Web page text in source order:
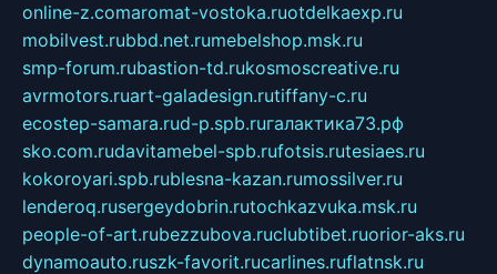
online-z.comaromat-vostoka.ruotdelkaexp.ru
mobilvest.rubbd.net.rumebelshop.msk.ru
smp-forum.rubastion-td.rukosmoscreative.ru
avrmotors.ruart-galadesign.rutiffany-c.ru
ecostep-samara.rud-p.spb.ruгалактика73.рф
sko.com.rudavitamebel-spb.rufotsis.rutesiaes.ru
kokoroyari.spb.rublesna-kazan.rumossilver.ru
lenderoq.rusergeydobrin.rutochkazvuka.msk.ru
people-of-art.rubezzubova.ruclubtibet.ruorior-aks.ru
dynamoauto.ruszk-favorit.rucarlines.ruflatnsk.ru